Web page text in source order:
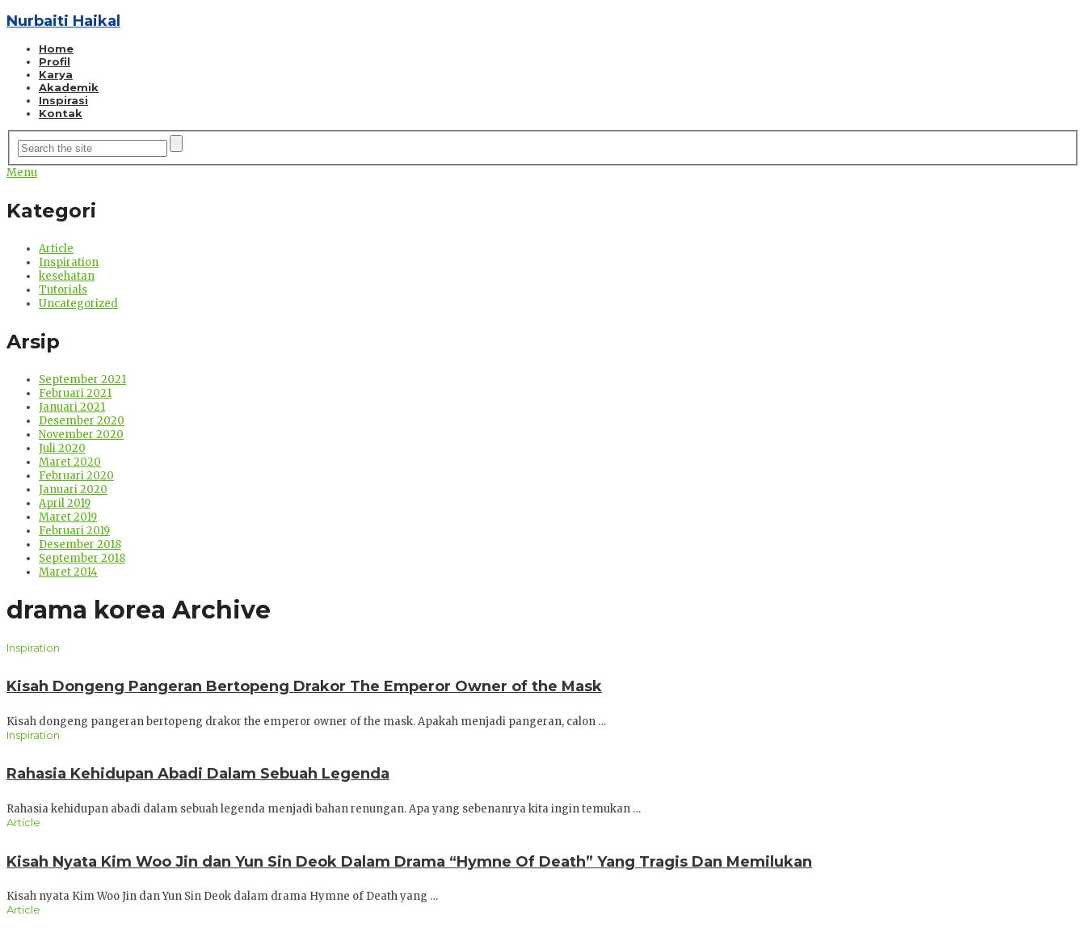
Nurbaiti Haikal
Home
Profil
Karya
Akademik
Inspirasi
Kontak
Menu
Kategori
Article
Inspiration
kesehatan
Tutorials
Uncategorized
Arsip
September 2021
Februari 2021
Januari 2021
Desember 2020
November 2020
Juli 2020
Maret 2020
Februari 2020
Januari 2020
April 2019
Maret 2019
Februari 2019
Desember 2018
September 2018
Maret 2014
drama korea Archive
Inspiration
Kisah Dongeng Pangeran Bertopeng Drakor The Emperor Owner of the Mask
Kisah dongeng pangeran bertopeng drakor the emperor owner of the mask. Apakah menjadi pangeran, calon …
Inspiration
Rahasia Kehidupan Abadi Dalam Sebuah Legenda
Rahasia kehidupan abadi dalam sebuah legenda menjadi bahan renungan. Apa yang sebenanrya kita ingin temukan …
Article
Kisah Nyata Kim Woo Jin dan Yun Sin Deok Dalam Drama “Hymne Of Death” Yang Tragis Dan Memilukan
Kisah nyata Kim Woo Jin dan Yun Sin Deok dalam drama Hymne of Death yang …
Article